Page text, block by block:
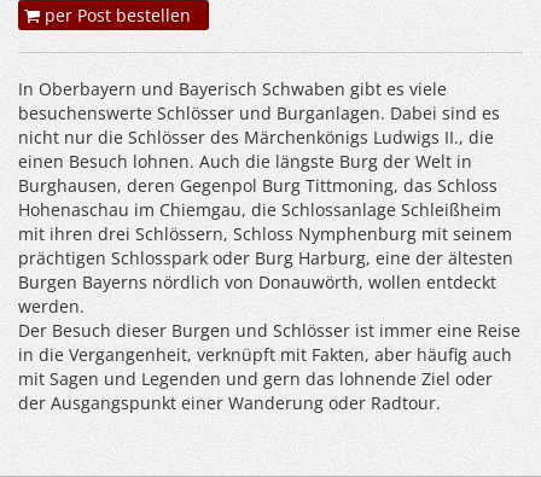
per Post bestellen
In Oberbayern und Bayerisch Schwaben gibt es viele
besuchenswerte Schlösser und Burganlagen. Dabei sind es
nicht nur die Schlösser des Märchenkönigs Ludwigs II., die
einen Besuch lohnen. Auch die längste Burg der Welt in
Burghausen, deren Gegenpol Burg Tittmoning, das Schloss
Hohenaschau im Chiemgau, die Schlossanlage Schleißheim
mit ihren drei Schlössern, Schloss Nymphenburg mit seinem
prächtigen Schlosspark oder Burg Harburg, eine der ältesten
Burgen Bayerns nördlich von Donauwörth, wollen entdeckt
werden.
Der Besuch dieser Burgen und Schlösser ist immer eine Reise
in die Vergangenheit, verknüpft mit Fakten, aber häufig auch
mit Sagen und Legenden und gern das lohnende Ziel oder
der Ausgangspunkt einer Wanderung oder Radtour.